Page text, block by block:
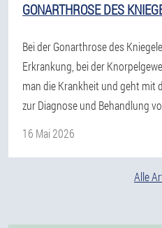
GONARTHROSE DES
Bei der Gonarthrose des
Erkrankung, bei der
man die Krankheit und geht mit
zur Diagnose und Behandlung
16 Mai 2026
Alle